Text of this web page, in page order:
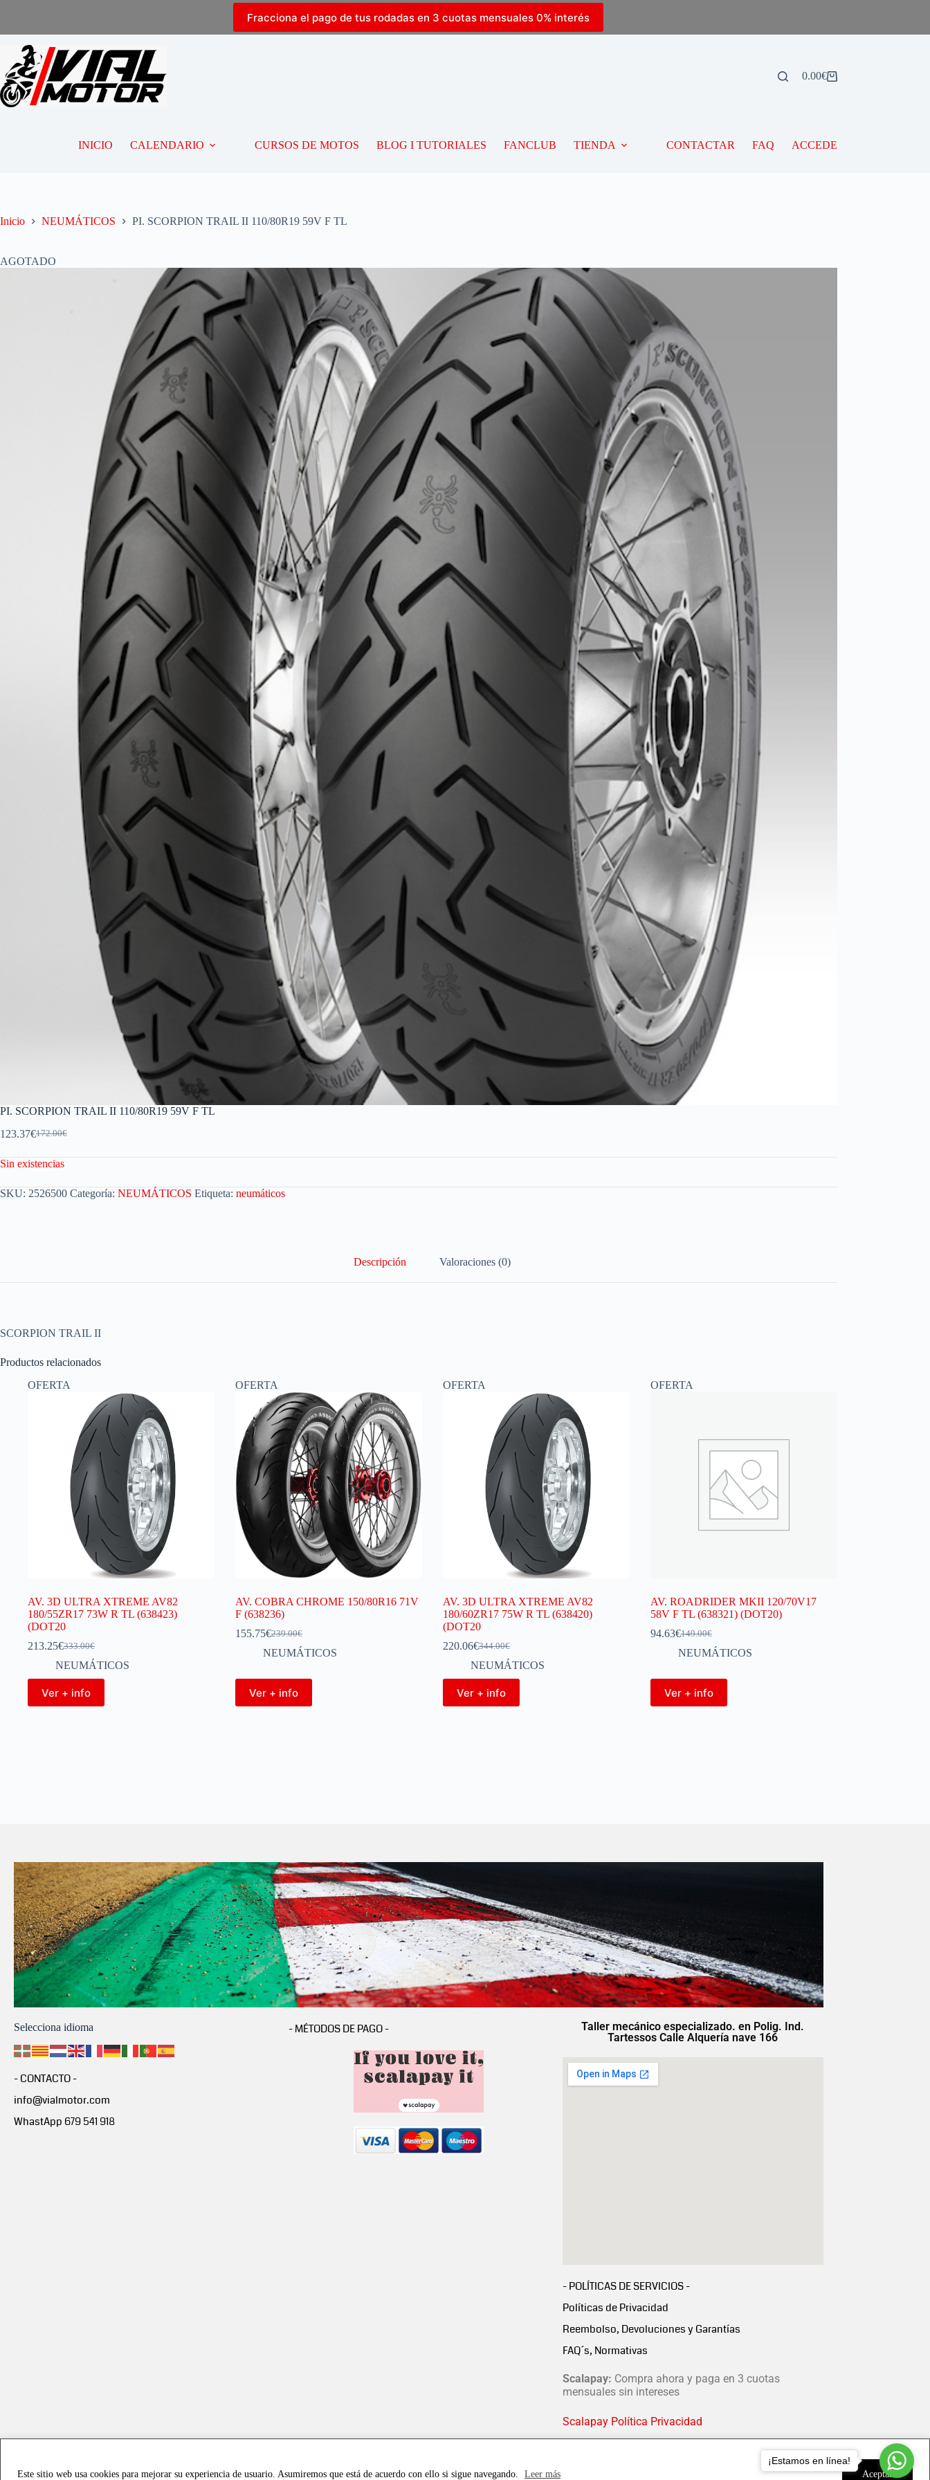
Este sitio web usa cookies para mejorar su experiencia de usuario. Asumiremos que está de acuerdo con ello si sigue navegando. Leer más Aceptar
Fracciona el pago de tus rodadas en 3 cuotas mensuales 0% interés
0.00€
INICIO CALENDARIO CURSOS DE MOTOS BLOG I TUTORIALES FANCLUB TIENDA CONTACTAR FAQ ACCEDE
Inicio NEUMÁTICOS PI. SCORPION TRAIL II 110/80R19 59V F TL
AGOTADO
PI. SCORPION TRAIL II 110/80R19 59V F TL
172.00€
123.37€
Sin existencias
SKU: 2526500 Categoría: NEUMÁTICOS Etiqueta: neumáticos
Descripción Valoraciones (0)
SCORPION TRAIL II
Productos relacionados
OFERTA
AV. 3D ULTRA XTREME AV82
180/55ZR17 73W R TL (638423)
(DOT20
333.00€
213.25€
NEUMÁTICOS
Ver + info
OFERTA
AV. COBRA CHROME 150/80R16 71V
F (638236)
239.00€
155.75€
NEUMÁTICOS
Ver + info
OFERTA
AV. 3D ULTRA XTREME AV82
180/60ZR17 75W R TL (638420)
(DOT20
344.00€
220.06€
NEUMÁTICOS
Ver + info
OFERTA
AV. ROADRIDER MKII 120/70V17
58V F TL (638321) (DOT20)
149.00€
94.63€
NEUMÁTICOS
Ver + info
Selecciona idioma
- CONTACTO -
info@vialmotor.com
WhastApp 679 541 918
- MÉTODOS DE PAGO -
Taller mecánico especializado. en Polig. Ind.
Tartessos Calle Alquería nave 166
- POLÍTICAS DE SERVICIOS -
Políticas de Privacidad
Reembolso, Devoluciones y Garantías
FAQ´s, Normativas
Scalapay: Compra ahora y paga en 3 cuotas
mensuales sin intereses
Scalapay Política Privacidad
¡Estamos en línea!